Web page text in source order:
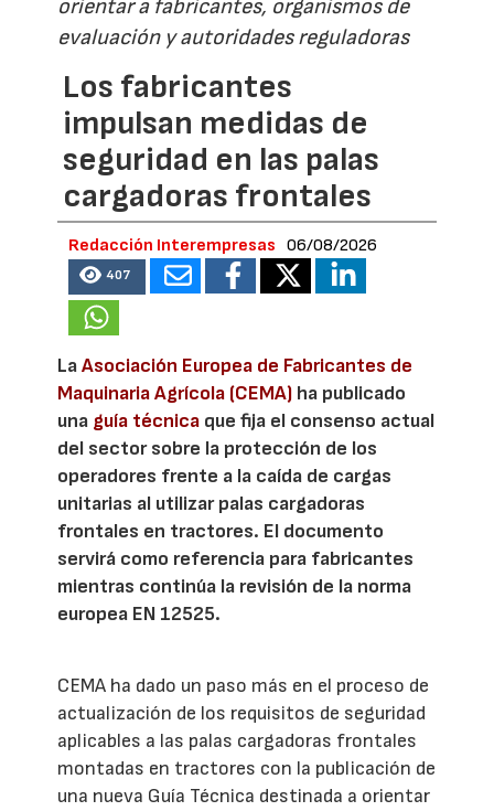
orientar a fabricantes, organismos de
evaluación y autoridades reguladoras
Los fabricantes
impulsan medidas de
seguridad en las palas
cargadoras frontales
Redacción Interempresas 06/08/2026
407
LaAsociación Europea de Fabricantes de
Maquinaria Agrícola (CEMA) ha publicado
una guía técnica que fija el consenso actual
del sector sobre la protección de los
operadores frente a la caída de cargas
unitarias al utilizar palas cargadoras
frontales en tractores. El documento
servirá como referencia para fabricantes
mientras continúa la revisión de la norma
europea EN 12525.
CEMA ha dado un paso más en el proceso de
actualización de los requisitos de seguridad
aplicables a las palas cargadoras frontales
montadas en tractores con la publicación de
una nueva Guía Técnica destinada a orientar